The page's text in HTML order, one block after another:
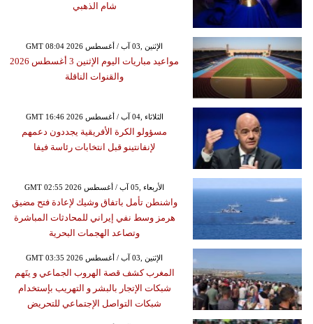
شام الذهبي
GMT 08:04 2026 الإثنين ,03 آب / أغسطس
مواعيد مباريات اليوم الإثنين 3 أغسطس 2026
والقنوات الناقلة
GMT 16:46 2026 الثلاثاء ,04 آب / أغسطس
مسؤولو الكرة الأفريقية يجددون دعمهم
لإنفانتينو قبل انتخابات رئاسة فيفا
GMT 02:55 2026 الأربعاء ,05 آب / أغسطس
واشنطن تأمل باتفاق وشيك لإعادة فتح مضيق
هرمز وسط نفي إيراني للمحادثات المباشرة
وتصاعد الهجمات البحرية
GMT 03:35 2026 الإثنين ,03 آب / أغسطس
المغرب كشف قصة الهروب الجماعي و يتَهم
شبكات الإتجار بالبشر و التهريب بإستخدام
شبكات التواصل الإجتماعي للتحريض